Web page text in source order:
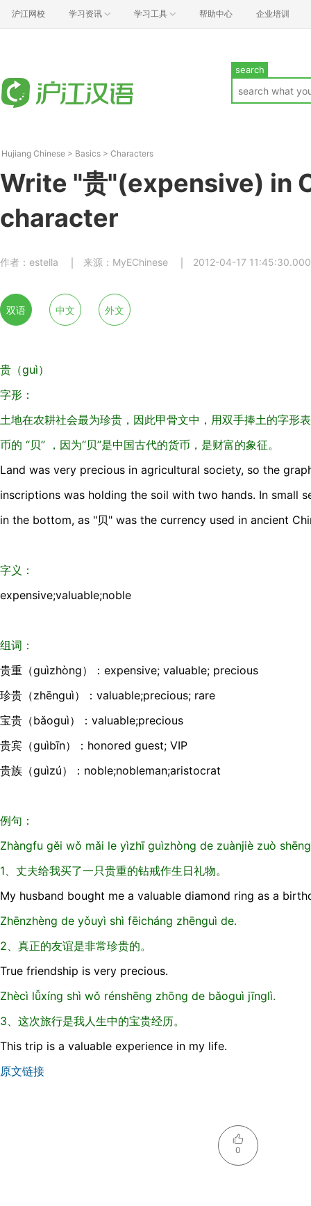
沪江网校 学习资讯 学习工具 帮助中心 企业培训
search
Hujiang Chinese > Basics > Characters
Write "贵"(expensive) in
character
作者：estella 来源：MyEChinese 2012-04-17 11:45:30.000
双语 中文 外文
贵（guì）
字形：
土地在农耕社会最为珍贵，因此甲骨文中，用双手捧土的字形
币的 “贝” ，因为“贝”是中国古代的货币，是财富的象征。
Land was very precious in agricultural society, so the
inscriptions was holding the soil with two hands. In small
in the bottom, as "贝" was the currency used in ancient
字义：
expensive;valuable;noble
组词：
贵重（guìzhòng）：expensive; valuable; precious
珍贵（zhēnguì）：valuable;precious; rare
宝贵（bǎoguì）：valuable;precious
贵宾（guìbīn）：honored guest; VIP
贵族（guìzú）：noble;nobleman;aristocrat
例句：
Zhàngfu gěi wǒ mǎi le yìzhī guìzhòng de zuànjiè zuò
1、丈夫给我买了一只贵重的钻戒作生日礼物。
My husband bought me a valuable diamond ring as a
Zhēnzhèng de yǒuyì shì fēicháng zhēnguì de.
2、真正的友谊是非常珍贵的。
True friendship is very precious.
Zhècì lǚxíng shì wǒ rénshēng zhōng de bǎoguì jīnglì.
3、这次旅行是我人生中的宝贵经历。
This trip is a valuable experience in my life.
原文链接
0